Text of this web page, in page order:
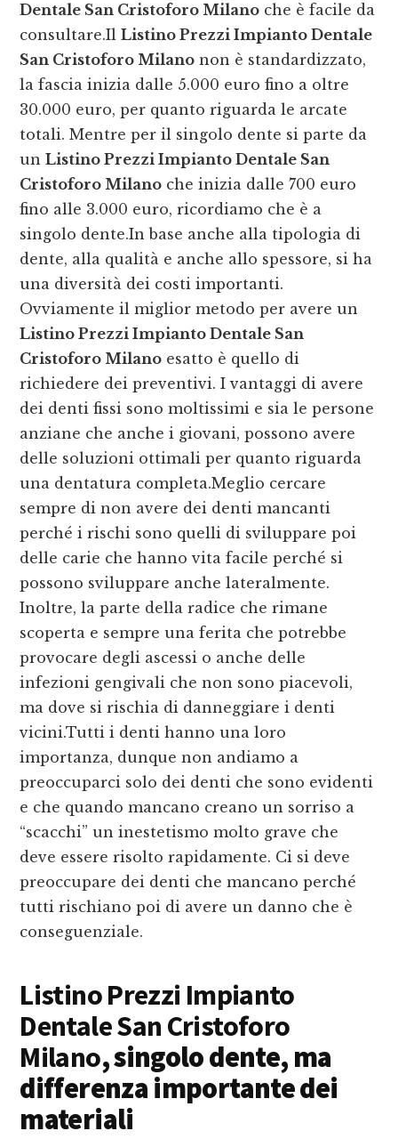
Dentale San Cristoforo Milano che è facile da
consultare.IlListino Prezzi Impianto Dentale
San Cristoforo Milano non è standardizzato,
la fascia inizia dalle 5.000 euro fino a oltre
30.000 euro, per quanto riguarda le arcate
totali. Mentre per il singolo dente si parte da
unListino Prezzi Impianto Dentale San
Cristoforo Milano che inizia dalle 700 euro
fino alle 3.000 euro, ricordiamo che è a
singolo dente.In base anche alla tipologia di
dente, alla qualità e anche allo spessore, si ha
una diversità dei costi importanti.
Ovviamente il miglior metodo per avere un
Listino Prezzi Impianto Dentale San
Cristoforo Milano esatto è quello di
richiedere dei preventivi. I vantaggi di avere
dei denti fissi sono moltissimi e sia le persone
anziane che anche i giovani, possono avere
delle soluzioni ottimali per quanto riguarda
una dentatura completa.Meglio cercare
sempre di non avere dei denti mancanti
perché i rischi sono quelli di sviluppare poi
delle carie che hanno vita facile perché si
possono sviluppare anche lateralmente.
Inoltre, la parte della radice che rimane
scoperta e sempre una ferita che potrebbe
provocare degli ascessi o anche delle
infezioni gengivali che non sono piacevoli,
ma dove si rischia di danneggiare i denti
vicini.Tutti i denti hanno una loro
importanza, dunque non andiamo a
preoccuparci solo dei denti che sono evidenti
e che quando mancano creano un sorriso a
“scacchi” un inestetismo molto grave che
deve essere risolto rapidamente. Ci si deve
preoccupare dei denti che mancano perché
tutti rischiano poi di avere un danno che è
conseguenziale.
Listino Prezzi Impianto
Dentale San Cristoforo
Milano, singolo dente, ma
differenza importante dei
materiali